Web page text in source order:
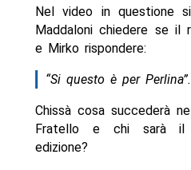
Nel video in questione
Maddaloni chiedere se il
e Mirko rispondere:
“Si questo è per Perlina”.
Chissà cosa succederà
Fratello e chi sarà il
edizione?